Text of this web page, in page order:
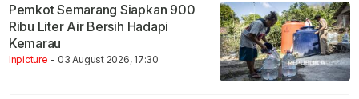
Pemkot Semarang Siapkan 900
Ribu Liter Air Bersih Hadapi
Kemarau
Inpicture - 03 August 2026, 17:30